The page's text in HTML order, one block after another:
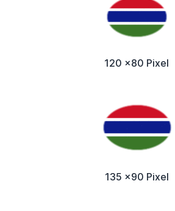
120 x80 Pixel
135 x90 Pixel